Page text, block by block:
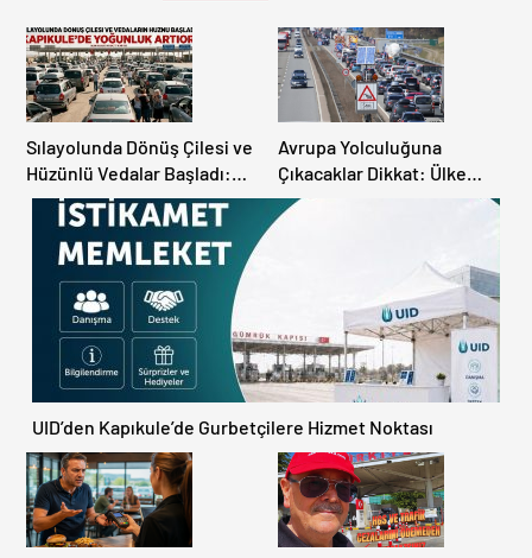
Sılayolunda Dönüş Çilesi ve
Hüzünlü Vedalar Başladı:
Kapıkule’de Yoğunluk
Artıyor!
Avrupa Yolculuğuna
Çıkacaklar Dikkat: Ülke
Ülke Güncel Trafik Kuralları,
Avrupa Otoyol Hız Limitleri
UID’den Kapıkule’de Gurbetçilere Hizmet Noktası